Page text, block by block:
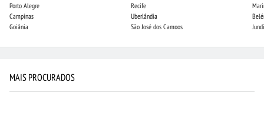
Porto Alegre
Campinas
Goiânia
Recife
Uberlândia
São José dos Campos
MAIS PROCURADOS